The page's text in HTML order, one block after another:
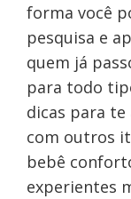
forma você
pesquisa e
quem já
para todo
dicas para
com outros
bebê
experientes